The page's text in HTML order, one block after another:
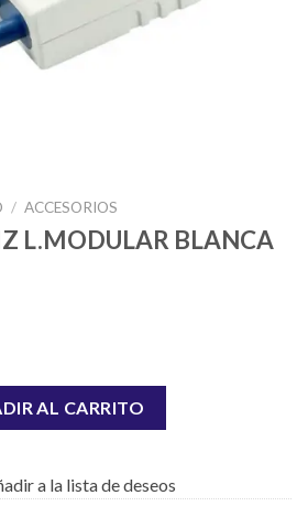
/ ACCESORIOS
L.MODULAR BLANCA
BLANCA cantidad
AL CARRITO
a la lista de deseos